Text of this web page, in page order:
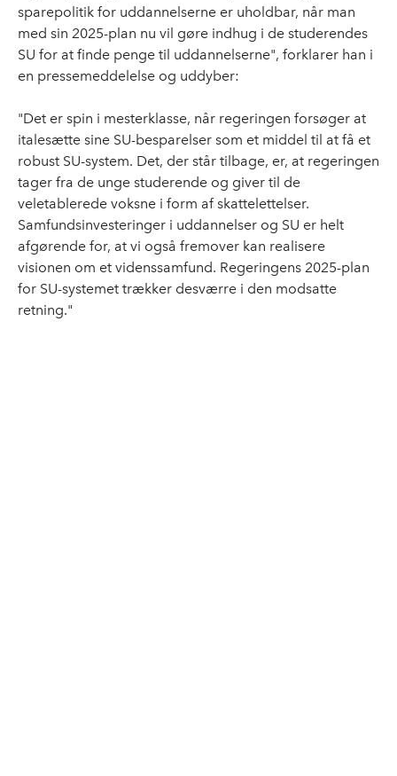
sparepolitik for uddannelserne er uholdbar, når man
med sin 2025-plan nu vil gøre indhug i de studerendes
SU for at finde penge til uddannelserne", forklarer han i
en pressemeddelelse og uddyber:
"Det er spin i mesterklasse, når regeringen forsøger at
italesætte sine SU-besparelser som et middel til at få et
robust SU-system. Det, der står tilbage, er, at regeringen
tager fra de unge studerende og giver til de
veletablerede voksne i form af skattelettelser.
Samfundsinvesteringer i uddannelser og SU er helt
afgørende for, at vi også fremover kan realisere
visionen om et videnssamfund. Regeringens 2025-plan
for SU-systemet trækker desværre i den modsatte
retning."